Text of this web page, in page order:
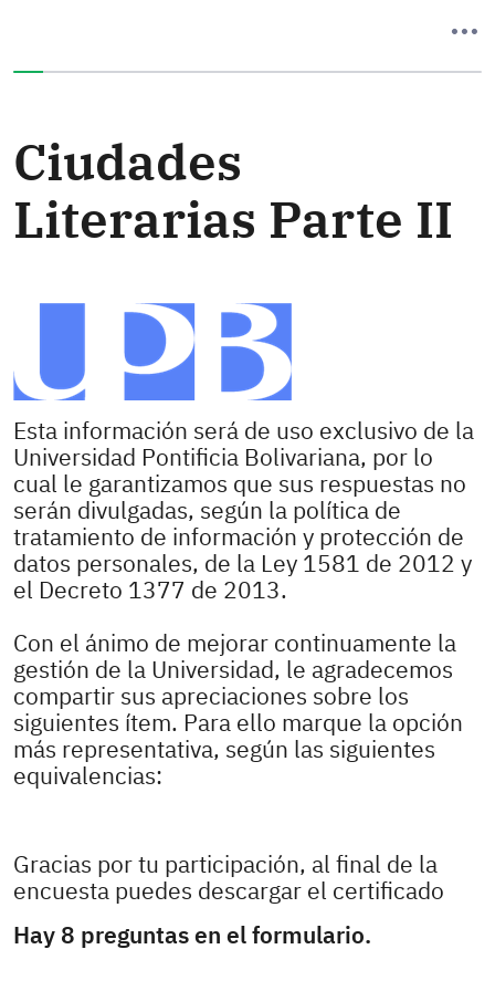
Ciudades
Literarias Parte II
Esta información será de uso exclusivo de la
Universidad Pontificia Bolivariana, por lo
cual le garantizamos que sus respuestas no
serán divulgadas, según la política de
tratamiento de información y protección de
datos personales, de la Ley 1581 de 2012 y
el Decreto 1377 de 2013.
Con el ánimo de mejorar continuamente la
gestión de la Universidad, le agradecemos
compartir sus apreciaciones sobre los
siguientes ítem. Para ello marque la opción
más representativa, según las siguientes
equivalencias:
Gracias por tu participación, al final de la
encuesta puedes descargar el certificado
Hay 8 preguntas en el formulario.